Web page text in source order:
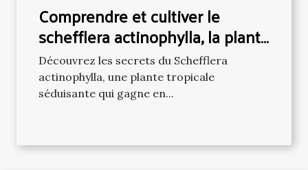
Comprendre et cultiver le
schefflera actinophylla, la plante
exotique en vogue
Découvrez les secrets du Schefflera
actinophylla, une plante tropicale
séduisante qui gagne en...